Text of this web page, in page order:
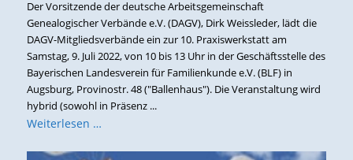
Der Vorsitzende der deutsche Arbeitsgemeinschaft
Genealogischer Verbände e.V. (DAGV), Dirk Weissleder, lädt die
DAGV-Mitgliedsverbände ein zur 10. Praxiswerkstatt am
Samstag, 9. Juli 2022, von 10 bis 13 Uhr in der Geschäftsstelle des
Bayerischen Landesverein für Familienkunde e.V. (BLF) in
Augsburg, Provinostr. 48 ("Ballenhaus"). Die Veranstaltung wird
hybrid (sowohl in Präsenz ...
Weiterlesen …